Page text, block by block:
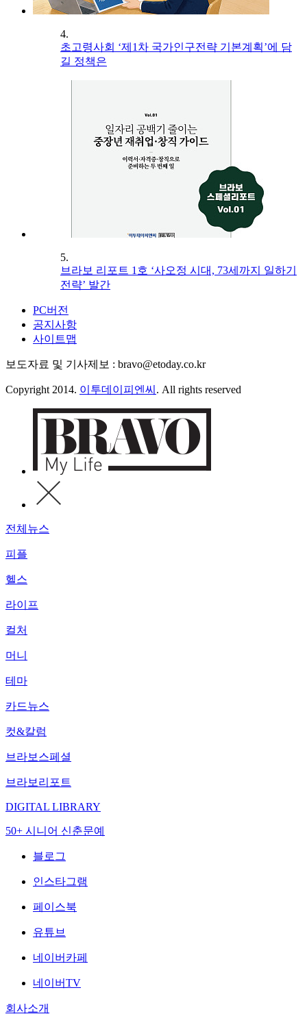
4.
초고령사회 ‘제1차 국가인구전략 기본계획’에 담
길 정책은
5.
브라보 리포트 1호 ‘사오정 시대, 73세까지 일하기
전략’ 발간
PC버전
공지사항
사이트맵
보도자료 및 기사제보 : bravo@etoday.co.kr
Copyright 2014. 이투데이피엔씨 . All rights reserved
전체뉴스
피플
헬스
라이프
컬처
머니
테마
카드뉴스
컷&칼럼
브라보스페셜
브라보리포트
DIGITAL LIBRARY
50+ 시니어 신춘문예
블로그
인스타그램
페이스북
유튜브
네이버카페
네이버TV
회사소개